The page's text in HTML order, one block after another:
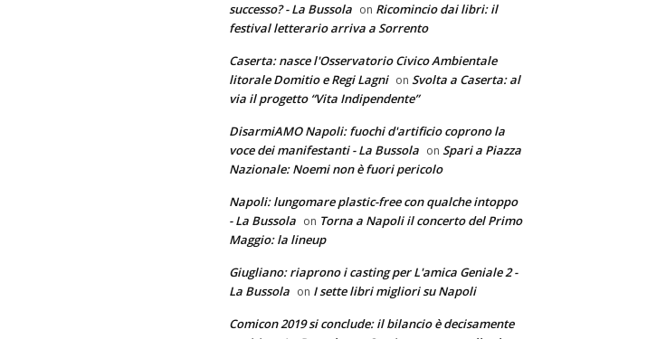
successo? - La Bussola on Ricomincio dai libri: il
festival letterario arriva a Sorrento
Caserta: nasce l'Osservatorio Civico Ambientale
litorale Domitio e Regi Lagni on Svolta a Caserta: al
via il progetto “Vita Indipendente”
DisarmiAMO Napoli: fuochi d'artificio coprono la
voce dei manifestanti - La Bussola on Spari a Piazza
Nazionale: Noemi non è fuori pericolo
Napoli: lungomare plastic-free con qualche intoppo
- La Bussola on Torna a Napoli il concerto del Primo
Maggio: la lineup
Giugliano: riaprono i casting per L'amica Geniale 2 -
La Bussola on I sette libri migliori su Napoli
Comicon 2019 si conclude: il bilancio è decisamente